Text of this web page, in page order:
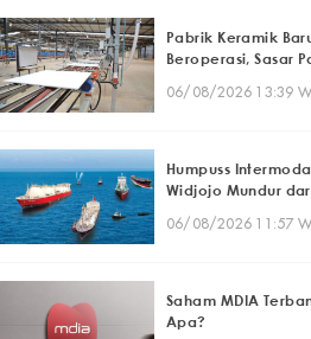
Pabrik Keramik
Beroperasi, Sasar
06/08/2026 13:39
Humpuss
Widjojo Mundur
06/08/2026 11:57
Saham MDIA
Apa?